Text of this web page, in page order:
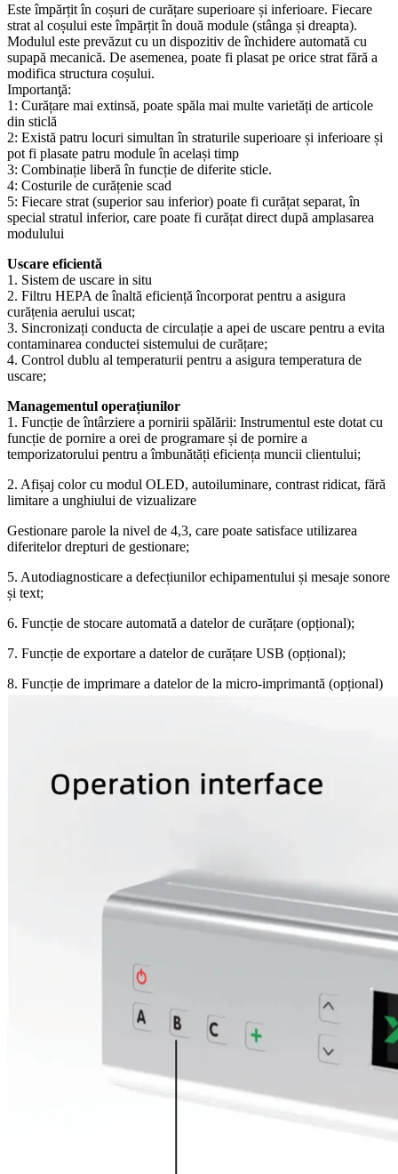
Este împărțit în coșuri de curățare superioare și inferioare. Fiecare
strat al coșului este împărțit în două module (stânga și dreapta).
Modulul este prevăzut cu un dispozitiv de închidere automată cu
supapă mecanică. De asemenea, poate fi plasat pe orice strat fără a
modifica structura coșului.
Importanţă:
1: Curățare mai extinsă, poate spăla mai multe varietăți de articole
din sticlă
2: Există patru locuri simultan în straturile superioare și inferioare și
pot fi plasate patru module în același timp
3: Combinație liberă în funcție de diferite sticle.
4: Costurile de curățenie scad
5: Fiecare strat (superior sau inferior) poate fi curățat separat, în
special stratul inferior, care poate fi curățat direct după amplasarea
modulului
Uscare eficientă
1. Sistem de uscare in situ
2. Filtru HEPA de înaltă eficiență încorporat pentru a asigura
curățenia aerului uscat;
3. Sincronizați conducta de circulație a apei de uscare pentru a evita
contaminarea conductei sistemului de curățare;
4. Control dublu al temperaturii pentru a asigura temperatura de
uscare;
Managementul operațiunilor
1. Funcție de întârziere a pornirii spălării: Instrumentul este dotat cu
funcție de pornire a orei de programare și de pornire a
temporizatorului pentru a îmbunătăți eficiența muncii clientului;
2. Afișaj color cu modul OLED, autoiluminare, contrast ridicat, fără
limitare a unghiului de vizualizare
Gestionare parole la nivel de 4,3, care poate satisface utilizarea
diferitelor drepturi de gestionare;
5. Autodiagnosticare a defecțiunilor echipamentului și mesaje sonore
și text;
6. Funcție de stocare automată a datelor de curățare (opțional);
7. Funcție de exportare a datelor de curățare USB (opțional);
8. Funcție de imprimare a datelor de la micro-imprimantă (opțional)